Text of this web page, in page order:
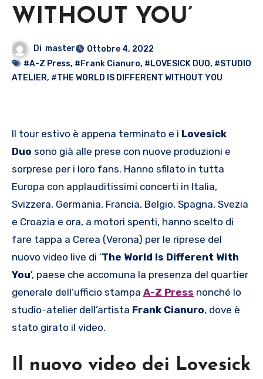
WITHOUT YOU’
Di master
Ottobre 4, 2022
#A-Z Press, #Frank Cianuro, #LOVESICK DUO, #STUDIO
ATELIER, #THE WORLD IS DIFFERENT WITHOUT YOU
Il tour estivo è appena terminato e i Lovesick
Duo sono già alle prese con nuove produzioni e
sorprese per i loro fans. Hanno sfilato in tutta
Europa con applauditissimi concerti in Italia,
Svizzera, Germania, Francia, Belgio, Spagna, Svezia
e Croazia e ora, a motori spenti, hanno scelto di
fare tappa a Cerea (Verona) per le riprese del
nuovo video live di ‘The World Is Different With
You’, paese che accomuna la presenza del quartier
generale dell’ufficio stampa A-Z Press nonché lo
studio-atelier dell’artista Frank Cianuro, dove è
stato girato il video.
Il nuovo video dei Lovesick